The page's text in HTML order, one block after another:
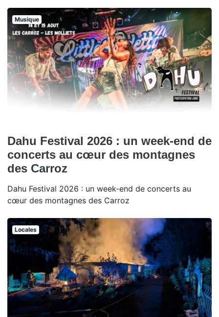
Musique
Dahu Festival 2026 : un week-end de
concerts au cœur des montagnes
des Carroz
Dahu Festival 2026 : un week-end de concerts au
cœur des montagnes des Carroz
Locales